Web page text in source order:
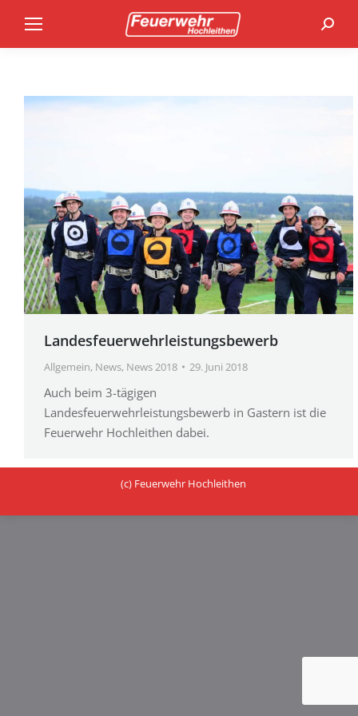
Landesfeuerwehrleistungsbewerb
Allgemein, News, News 2018 29. Juni 2018
Auch beim 3-tägigen
Landesfeuerwehrleistungsbewerb in Gastern ist die
Feuerwehr Hochleithen dabei.
(c) Feuerwehr Hochleithen